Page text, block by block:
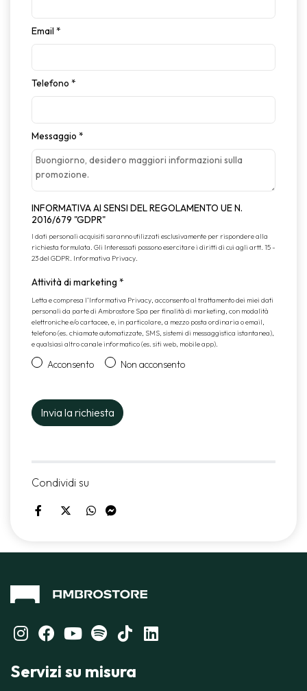
Email *
Telefono *
Messaggio *
INFORMATIVA AI SENSI DEL REGOLAMENTO UE N.
2016/679 "GDPR"
I dati personali acquisiti saranno utilizzati esclusivamente per rispondere alla
richiesta formulata. Gli Interessati possono esercitare i diritti di cui agli artt. 15 -
23 del GDPR. Informativa Privacy.
Attività di marketing *
Letta e compresa l’Informativa Privacy, acconsento al trattamento dei miei dati
personali da parte di Ambrostore Spa per finalità di marketing, con modalità
elettroniche e/o cartacee, e, in particolare, a mezzo posta ordinaria o email,
telefono (es. chiamate automatizzate, SMS, sistemi di messaggistica istantanea),
e qualsiasi altro canale informatico (es. siti web, mobile app).
Acconsento Non acconsento
Condividi su
Servizi su misura